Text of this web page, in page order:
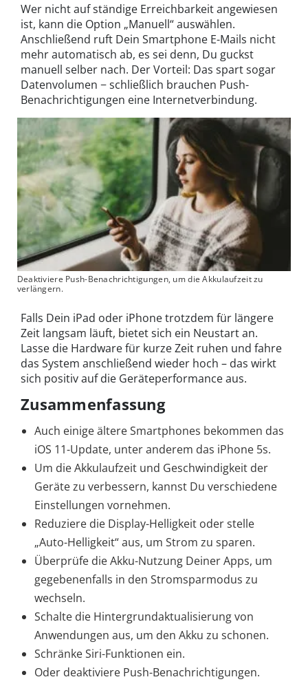
Wer nicht auf ständige Erreichbarkeit angewiesen
ist, kann die Option „Manuell“ auswählen.
Anschließend ruft Dein Smartphone E-Mails nicht
mehr automatisch ab, es sei denn, Du guckst
manuell selber nach. Der Vorteil: Das spart sogar
Datenvolumen − schließlich brauchen Push-
Benachrichtigungen eine Internetverbindung.
Deaktiviere Push-Benachrichtigungen, um die Akkulaufzeit zu
verlängern.
Falls Dein iPad oder iPhone trotzdem für längere
Zeit langsam läuft, bietet sich ein Neustart an.
Lasse die Hardware für kurze Zeit ruhen und fahre
das System anschließend wieder hoch – das wirkt
sich positiv auf die Geräteperformance aus.
Zusammenfassung
Auch einige ältere Smartphones bekommen das
iOS 11-Update, unter anderem das iPhone 5s.
Um die Akkulaufzeit und Geschwindigkeit der
Geräte zu verbessern, kannst Du verschiedene
Einstellungen vornehmen.
Reduziere die Display-Helligkeit oder stelle
„Auto-Helligkeit“ aus, um Strom zu sparen.
Überprüfe die Akku-Nutzung Deiner Apps, um
gegebenenfalls in den Stromsparmodus zu
wechseln.
Schalte die Hintergrundaktualisierung von
Anwendungen aus, um den Akku zu schonen.
Schränke Siri-Funktionen ein.
Oder deaktiviere Push-Benachrichtigungen.